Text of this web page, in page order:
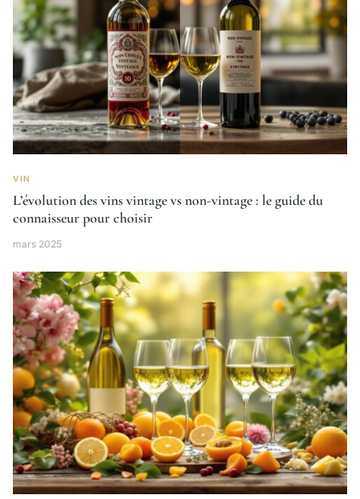
VIN
L’évolution des vins vintage vs non-vintage : le guide du
connaisseur pour choisir
mars 2025